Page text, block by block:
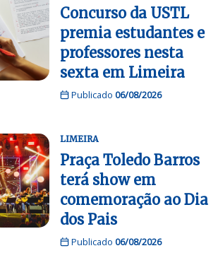
Concurso da USTL
premia estudantes e
professores nesta
sexta em Limeira
Publicado 06/08/2026
LIMEIRA
Praça Toledo Barros
terá show em
comemoração ao Dia
dos Pais
Publicado 06/08/2026